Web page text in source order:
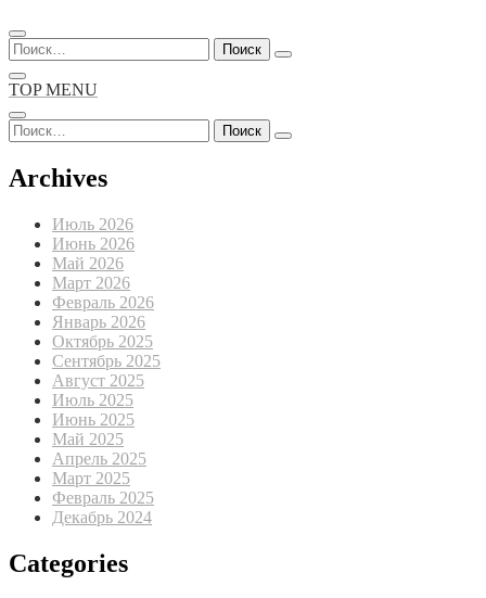
Найти:
TOP MENU
Найти:
Archives
Июль 2026
Июнь 2026
Май 2026
Март 2026
Февраль 2026
Январь 2026
Октябрь 2025
Сентябрь 2025
Август 2025
Июль 2025
Июнь 2025
Май 2025
Апрель 2025
Март 2025
Февраль 2025
Декабрь 2024
Categories